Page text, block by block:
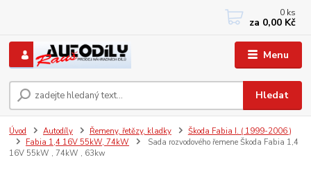
Menu
Hledat
+420 733767377
PO-PÁ: 8 - 12, 13 - 17
0 ks
za 0,00 Kč
Úvod Autodíly Řemeny, řetězy, kladky
Škoda Fabia I. ( 1999-2006 )
Fabia 1,4 16V 55kW, 74kW
Sada rozvodového řemene Škoda Fabia 1,4
16V 55kW , 74kW , 63kw